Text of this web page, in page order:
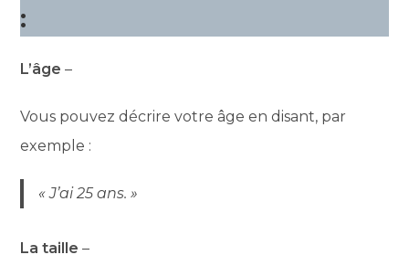
:
L’âge –
Vous pouvez décrire votre âge en disant, par
exemple :
« J’ai 25 ans. »
La taille –